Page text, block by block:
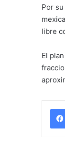
Por
libre
El